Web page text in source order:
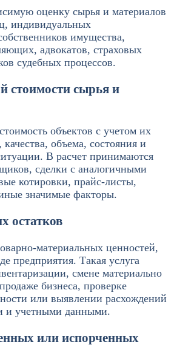
оценку сырья и материалов
индивидуальных
имущества,
адвокатов, страховых
судебных процессов.
стоимости сырья и
объектов с учетом их
объема, состояния и
В расчет принимаются
сделки с аналогичными
котировки, прайс-листы,
значимые факторы.
остатков
материальных ценностей,
предприятия. Такая услуга
смене материально
бизнеса, проверке
или выявлении расхождений
и учетными данными.
или испорченных